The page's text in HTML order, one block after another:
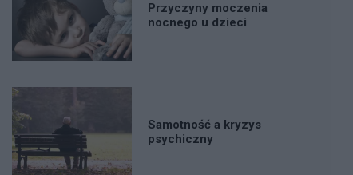
Przyczyny moczenia
nocnego u dzieci
Samotność a kryzys
psychiczny